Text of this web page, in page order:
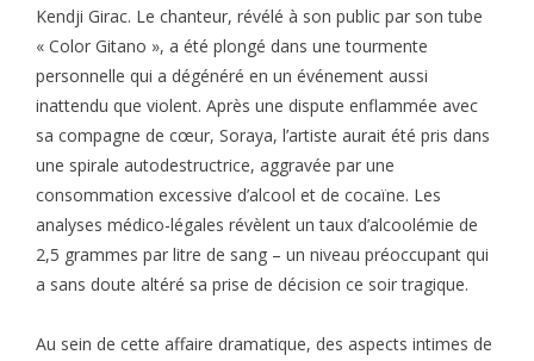
Kendji Girac. Le chanteur, révélé à son public par son tube
« Color Gitano », a été plongé dans une tourmente
personnelle qui a dégénéré en un événement aussi
inattendu que violent. Après une dispute enflammée avec
sa compagne de cœur, Soraya, l’artiste aurait été pris dans
une spirale autodestructrice, aggravée par une
consommation excessive d’alcool et de cocaïne. Les
analyses médico-légales révèlent un taux d’alcoolémie de
2,5 grammes par litre de sang – un niveau préoccupant qui
a sans doute altéré sa prise de décision ce soir tragique.
Au sein de cette affaire dramatique, des aspects intimes de